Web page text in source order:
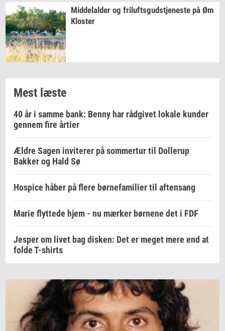
Mid­delal­der og fril­ufts­gud­stje­ne­ste på Øm
Klo­ster
Mest læste
40 år i samme bank: Benny har rådgivet lokale kunder
gennem fire årtier
Ældre Sagen inviterer på sommertur til Dollerup
Bakker og Hald Sø
Hospice håber på flere børnefamilier til aftensang
Marie flyttede hjem - nu mærker børnene det i FDF
Jesper om livet bag disken: Det er meget mere end at
folde T-shirts